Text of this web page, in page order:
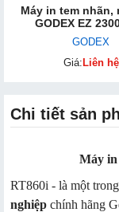
Máy in tem nhãn,
GODEX EZ
GODEX
Giá: Liên hệ
Chi tiết sản
Máy in
RT860i - là một
nghiệp chính hãng